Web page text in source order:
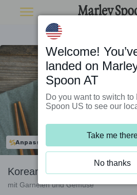
Anpassbar
Koreanische
mit Garnelen und Gemüse
Welcome!
landed on
Spoon AT
Do you want to switch to
Spoon US to see our
Take me
No thanks